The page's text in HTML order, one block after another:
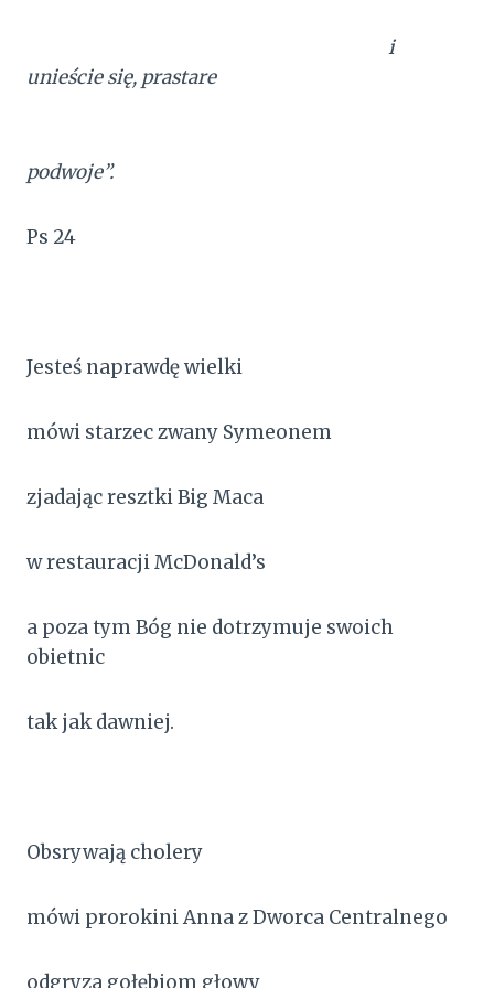
i
unieście się, prastare
podwoje”.
Ps 24
Jesteś naprawdę wielki
mówi starzec zwany Symeonem
zjadając resztki Big Maca
w restauracji McDonald’s
a poza tym Bóg nie dotrzymuje swoich
obietnic
tak jak dawniej.
Obsrywają cholery
mówi prorokini Anna z Dworca Centralnego
odgryza gołębiom głowy